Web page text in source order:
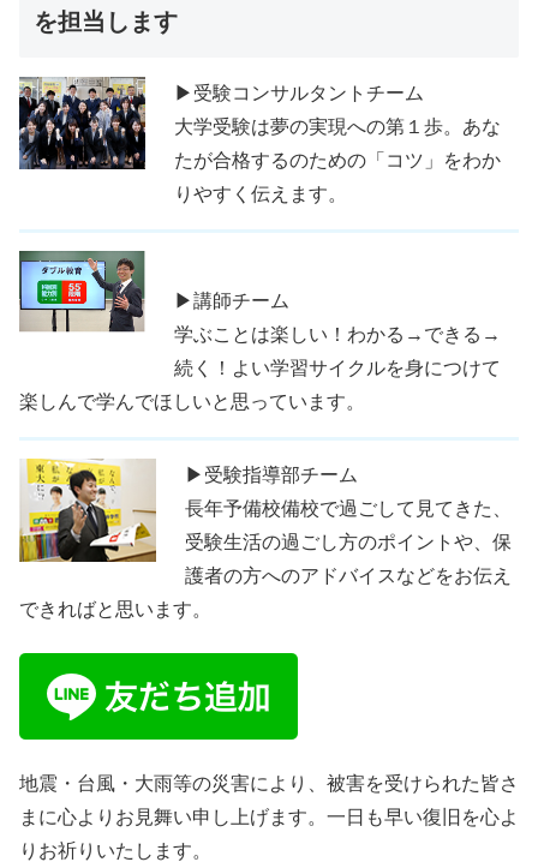
を担当します
▶受験コンサルタントチーム
大学受験は夢の実現への第１歩。あな
たが合格するのための「コツ」をわか
りやすく伝えます。
▶講師チーム
学ぶことは楽しい！わかる→できる→
続く！よい学習サイクルを身につけて
楽しんで学んでほしいと思っています。
▶受験指導部チーム
長年予備校備校で過ごして見てきた、
受験生活の過ごし方のポイントや、保
護者の方へのアドバイスなどをお伝え
できればと思います。
地震・台風・大雨等の災害により、被害を受けられた皆さ
まに心よりお見舞い申し上げます。一日も早い復旧を心よ
りお祈りいたします。